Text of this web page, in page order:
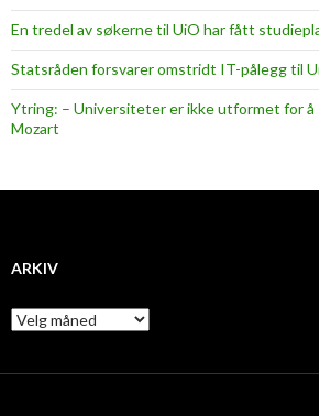
En tredel av søkerne til UiO har fått
Statsråden forsvarer omstridt IT-pålegg til
Ytring: – Universiteter er ikke utformet for å
Mozart
ARKIV
A
r
i